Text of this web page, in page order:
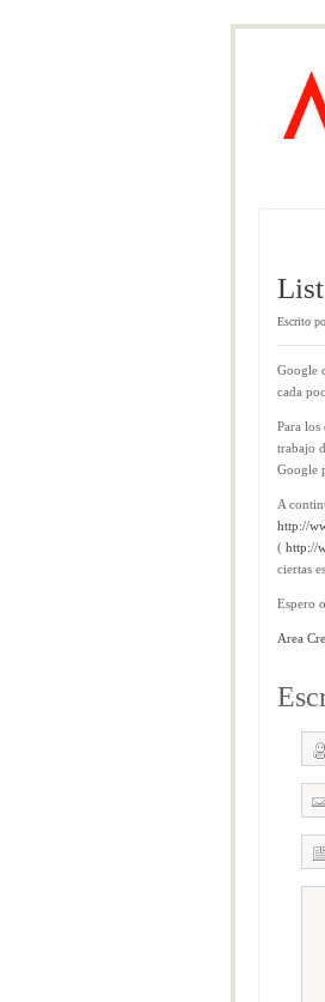
Escrito
Google
cada
Para los
trabajo
Google
A
http://
( http://
ciertas
Espero
Area